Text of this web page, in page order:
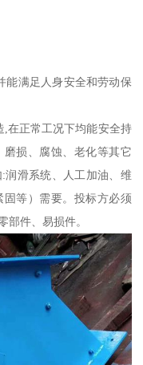
能满足人身安全和劳动保
,在正常工况下均能安全持
损、腐蚀、老化等其它
润滑系统、人工加油、维
等）需要。投标方必须
部件、易损件。